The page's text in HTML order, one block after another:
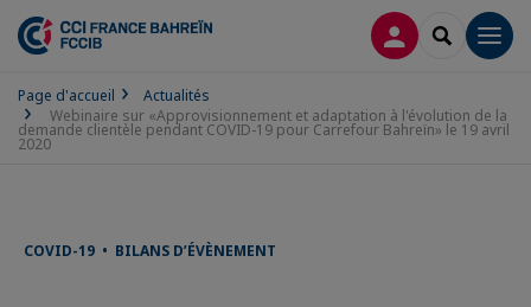
CONNEXION
Page d'accueil
Actualités
Webinaire sur «Approvisionnement et adaptation à l'évolution de la
demande clientèle pendant COVID-19 pour Carrefour Bahreïn» le 19 avril
2020
COVID-19 • BILANS D’ÉVÈNEMENT